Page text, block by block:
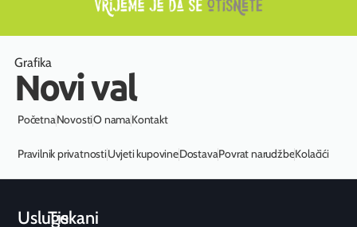
Grafika
Novi val
PočetnaNovostiO namaKontakt
Pravilnik privatnostiUvjeti kupovineDostavaPovrat narudžbeKolačići
UslugeTiskani